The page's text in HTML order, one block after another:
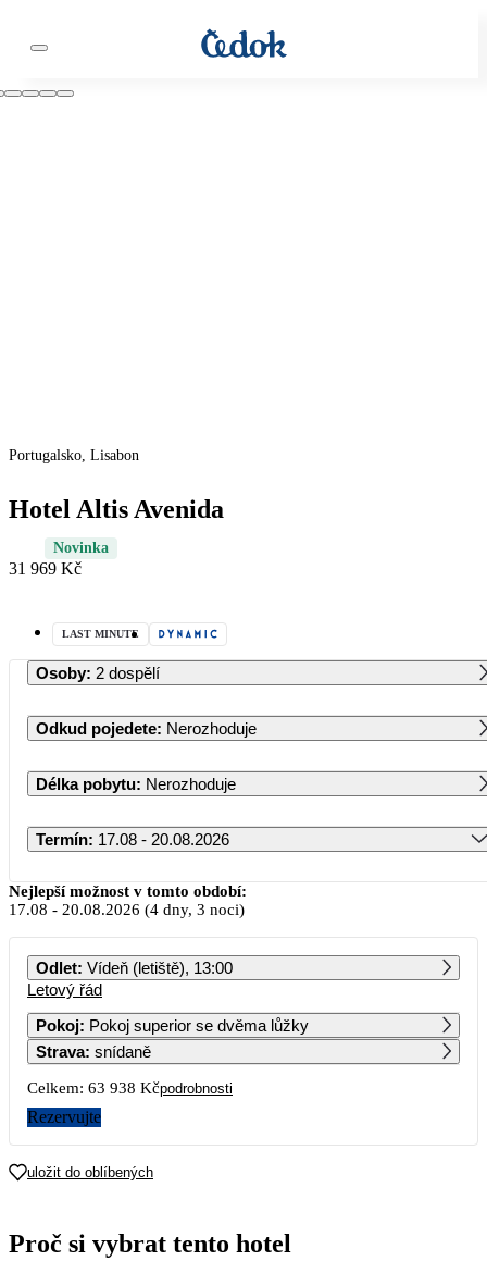
Portugalsko, Lisabon
Hotel Altis Avenida
Novinka
31 969 Kč
LAST MINUTE
Osoby: 2 dospělí
Odkud pojedete: Nerozhoduje
Délka pobytu: Nerozhoduje
Termín: 17.08 - 20.08.2026
Srpen 2026
PO ÚT ST ČT PÁ SO NE
3
10
17
31 969
18
36 809
30 289 37 289 29 719 37 919
Nejlepší možnost v tomto období:
17.08 - 20.08.2026 (4 dny, 3 noci)
Odlet: Vídeň (letiště), 13:00
Letový řád
Pokoj: Pokoj superior se dvěma lůžky
Strava: snídaně
Celkem: 63 938 Kčpodrobnosti
Rezervujte
uložit do oblíbených
Proč si vybrat tento hotel